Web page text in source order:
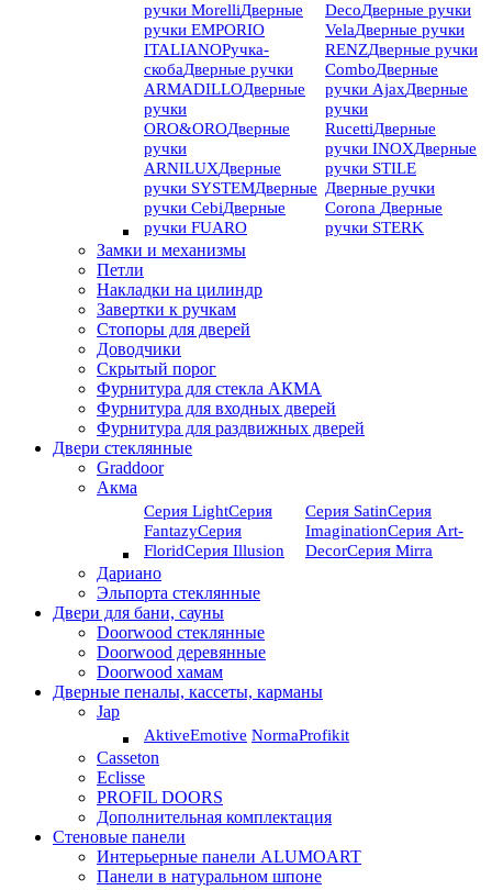
ручки MorelliДверные
ручки EMPORIO
ITALIANOРучка-
скобаДверные ручки
ARMADILLOДверные
ручки
ORO&OROДверные
ручки
ARNILUXДверные
ручки SYSTEMДверные
ручки CebiДверные
ручки FUARO
DecoДверные ручки
VelaДверные ручки
RENZДверные ручки
ComboДверные
ручки AjaxДверные
ручки
RucettiДверные
ручки INOXДверные
ручки STILE
Дверные ручки
Corona Дверные
ручки STERK
Замки и механизмы
Петли
Накладки на цилиндр
Завертки к ручкам
Стопоры для дверей
Доводчики
Скрытый порог
Фурнитура для стекла АКМА
Фурнитура для входных дверей
Фурнитура для раздвижных дверей
Двери стеклянные
Graddoor
Акма
Серия LightСерия
FantazyСерия
FloridСерия Illusion
Серия SatinСерия
ImaginationСерия Art-
DeсorСерия Mirra
Дариано
Эльпорта стеклянные
Двери для бани, сауны
Doorwood стеклянные
Doorwood деревянные
Doorwood хамам
Дверные пеналы, кассеты, карманы
Jap
AktiveEmotive NormaProfikit
Casseton
Eclisse
PROFIL DOORS
Дополнительная комплектация
Стеновые панели
Интерьерные панели ALUMOART
Панели в натуральном шпоне